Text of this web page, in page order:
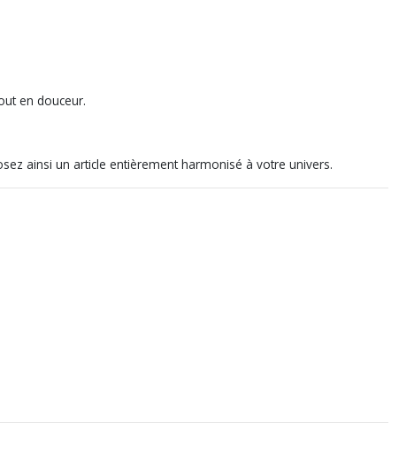
en douceur.
ainsi un article entièrement harmonisé à votre univers.